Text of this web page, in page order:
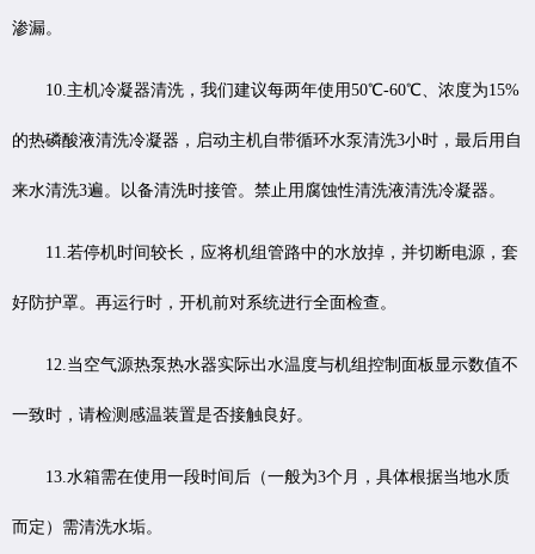
渗漏。
10.主机冷凝器清洗，我们建议每两年使用50℃-60℃、浓度为15%
的热磷酸液清洗冷凝器，启动主机自带循环水泵清洗3小时，最后用自
来水清洗3遍。以备清洗时接管。禁止用腐蚀性清洗液清洗冷凝器。
11.若停机时间较长，应将机组管路中的水放掉，并切断电源，套
好防护罩。再运行时，开机前对系统进行全面检查。
12.当空气源热泵热水器实际出水温度与机组控制面板显示数值不
一致时，请检测感温装置是否接触良好。
13.水箱需在使用一段时间后（一般为3个月，具体根据当地水质
而定）需清洗水垢。